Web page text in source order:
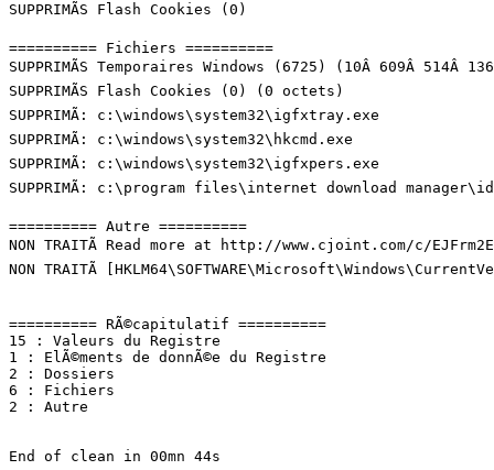
SUPPRIMÃS Flash Cookies (0)
========== Fichiers ==========
SUPPRIMÃS Temporaires Windows (6725) (10Â 609Â 514Â
SUPPRIMÃS Flash Cookies (0) (0 octets)
SUPPRIMÃ: c:\windows\system32\igfxtray.exe
SUPPRIMÃ: c:\windows\system32\hkcmd.exe
SUPPRIMÃ: c:\windows\system32\igfxpers.exe
SUPPRIMÃ: c:\program files\internet download
========== Autre ==========
NON TRAITÃ Read more at http://www.cjoint.com/c/
NON TRAITÃ
========== RÃ©capitulatif ==========
15 : Valeurs du Registre
1 : ElÃ©ments de donnÃ©e du Registre
2 : Dossiers
6 : Fichiers
2 : Autre
End of clean in 00mn 44s